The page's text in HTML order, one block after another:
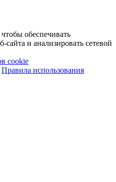
обеспечивать
и анализировать сетевой
cookie
Правила использования